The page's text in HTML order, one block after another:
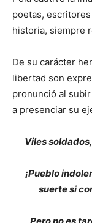
poetas,
historia, siempre
De su carácter
libertad son
pronunció al
a presenciar su
Viles
¡Pueblo
suerte si